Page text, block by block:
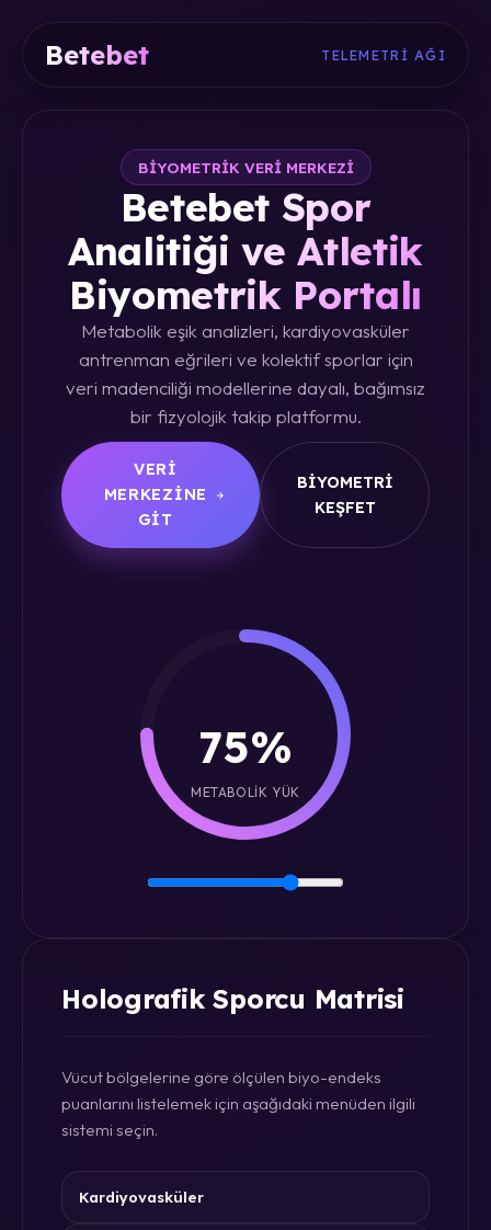
Betebet TELEMETRI AĞI
BIYOMETRIK VERI MERKEZI
Betebet Spor
Analitiği ve Atletik
Biyometrik Portalı
Metabolik eşik analizleri, kardiyovasküler
antrenman eğrileri ve kolektif sporlar için
veri madenciliği modellerine dayalı, bağımsız
bir fizyolojik takip platformu.
VERI
MERKEZINE
GIT
BIYOMETRI
KEŞFET
75%
METABOLIK YÜK
Holografik Sporcu Matrisi
Vücut bölgelerine göre ölçülen biyo-endeks
puanlarını listelemek için aşağıdaki menüden ilgili
sistemi seçin.
Kardiyovasküler